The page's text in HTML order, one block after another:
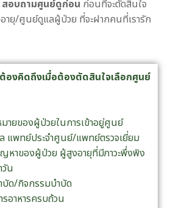
อบถามศูนย์ดูก่อน ก่อนที่จะตัดสินใจ
ยุ/ศูนย์ดูแลผู้ป่วย ที่จะฝากคนที่เรารัก
องคิดถึงเมื่อต้องตัดสินใจเลือกศูนย์
มายของผู้ป่วยในการเข้าอยู่ศูนย์
แพทย์ประจำศูนย์/แพทย์ตรวจเยี่ยม
หาของผู้ป่วย ผู้สูงอายุที่มีภาวะพึ่งพิง
น
บัด/กิจกรรมบำบัด
รอาหารครบถ้วน